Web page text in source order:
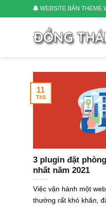
to
WEBSITE BÁN THEME
3 plugin đặt
nhất năm 2021
Việc vận hành một
thường rất khó khăn,
11
Th5